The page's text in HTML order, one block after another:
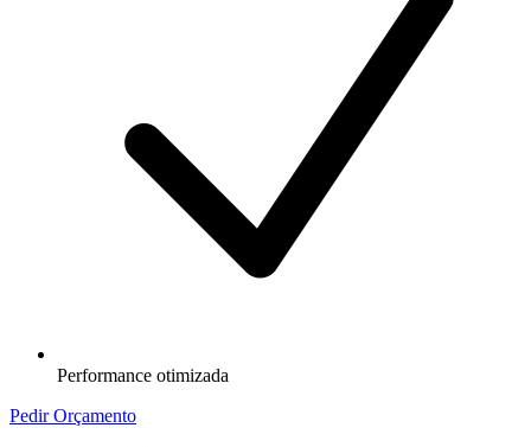
Performance otimizada
Pedir Orçamento